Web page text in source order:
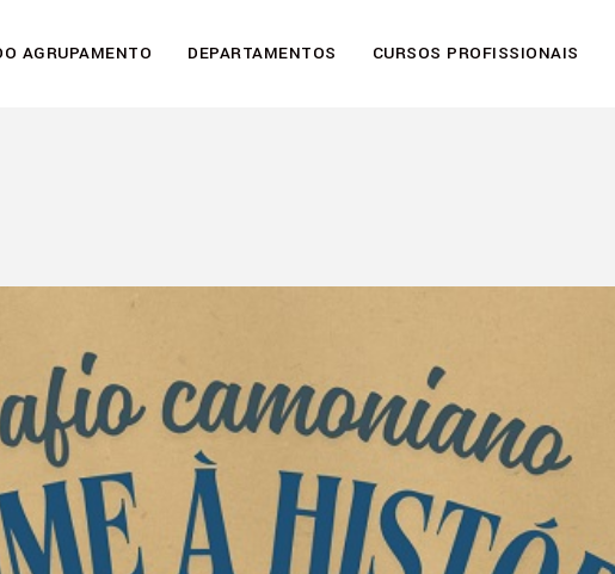
AGRUPAMENTO DEPARTAMENTOS CURSOS PROFISSIONAIS